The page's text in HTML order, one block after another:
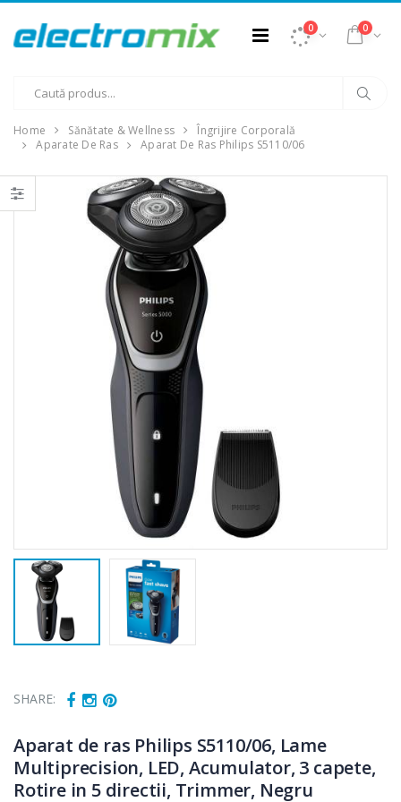
0 0
Home Sănătate & Wellness
Îngrijire Corporală
Aparate De Ras
Aparat De Ras Philips S5110/06
SHARE:
Aparat de ras Philips S5110/06, Lame
Multiprecision, LED, Acumulator, 3 capete,
Rotire in 5 directii, Trimmer, Negru